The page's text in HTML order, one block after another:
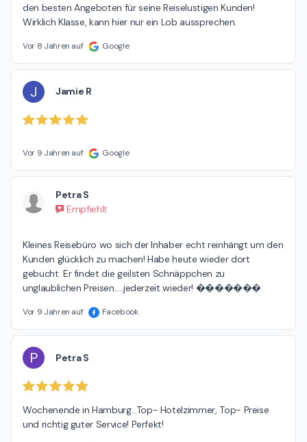
den besten Angeboten für seine Reiselustigen Kunden!
Wirklich Klasse, kann hier nur ein Lob aussprechen.
Vor 8 Jahren auf Google
J Jamie R
Vor 9 Jahren auf Google
Petra S
Empfiehlt
Kleines Reisebüro wo sich der Inhaber echt reinhängt um den
Kunden glücklich zu machen! Habe heute wieder dort
gebucht. Er findet die geilsten Schnäppchen zu
unglaublichen Preisen.....jederzeit wieder! �������
Vor 9 Jahren auf Facebook
P Petra S
Wochenende in Hamburg...Top- Hotelzimmer, Top- Preise
und richtig guter Service! Perfekt!